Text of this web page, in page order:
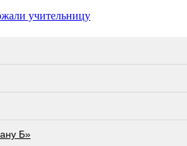
учительницу
Б»